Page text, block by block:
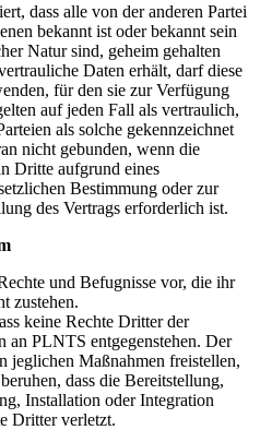
dass alle von der anderen Partei
bekannt ist oder bekannt sein
Natur sind, geheim gehalten
Daten erhält, darf diese
für den sie zur Verfügung
auf jeden Fall als vertraulich,
als solche gekennzeichnet
nicht gebunden, wenn die
Dritte aufgrund eines
Bestimmung oder zur
des Vertrags erforderlich ist.
und Befugnisse vor, die ihr
zustehen.
keine Rechte Dritter der
an PLNTS entgegenstehen. Der
Maßnahmen freistellen,
dass die Bereitstellung,
Installation oder Integration
Dritter verletzt.